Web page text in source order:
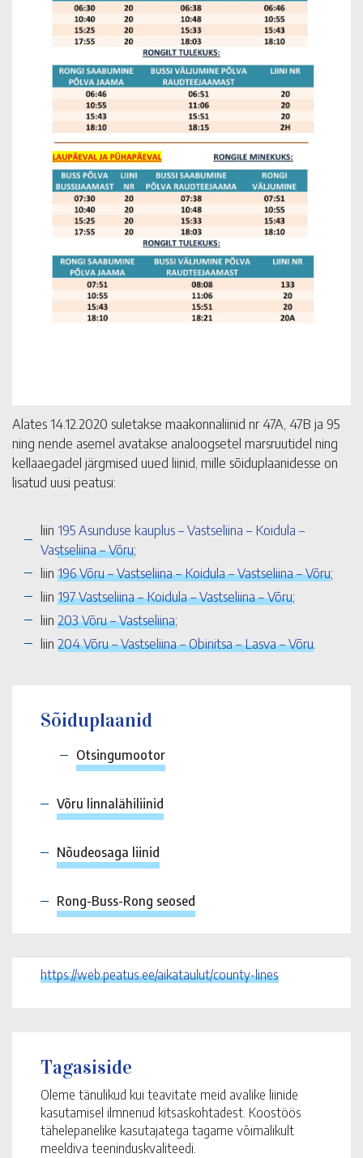
Alates 14.12.2020 suletakse maakonnaliinid nr 47A, 47B ja 95
ning nende asemel avatakse analoogsetel marsruutidel ning
kellaaegadel järgmised uued liinid, mille sõiduplaanidesse on
lisatud uusi peatusi:
liin 195 Asunduse kauplus – Vastseliina – Koidula –
Vastseliina – Võru;
liin 196 Võru – Vastseliina – Koidula – Vastseliina – Võru;
liin 197 Vastseliina – Koidula – Vastseliina – Võru;
liin 203 Võru – Vastseliina;
liin 204 Võru – Vastseliina – Obinitsa – Lasva – Võru
Sõiduplaanid
Otsingumootor
Võru linnalähiliinid
Nõudeosaga liinid
Rong-Buss-Rong seosed
https://web.peatus.ee/aikataulut/county-lines
Tagasiside
Oleme tänulikud kui teavitate meid avalike liinide
kasutamisel ilmnenud kitsaskohtadest. Koostöös
tähelepanelike kasutajatega tagame võimalikult
meeldiva teeninduskvaliteedi.